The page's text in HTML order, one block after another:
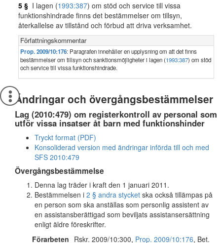
5 § I lagen (1993:387) om stöd och service till vissa
funktionshindrade finns det bestämmelser om tillsyn,
återkallelse av tillstånd och förbud att driva verksamhet.
Författningskommentar
Prop. 2009/10:176: Paragrafen innehåller en upplysning om att det finns
bestämmelser om tillsyn och sanktionsmöjligheter i lagen (1993:387) om stöd
och service till vissa funktionshindrade.
Ändringar och övergångsbestämmelser
Lag (2010:479) om registerkontroll av personal som
utför vissa insatser åt barn med funktionshinder
Tryckt format (PDF)
Konsoliderad version med ändringar införda till och med
SFS 2010:479
Övergångsbestämmelse
Denna lag träder i kraft den 1 januari 2011.
Bestämmelsen i 2 § andra stycket ska också tillämpas på
en person som ska anställas som personlig assistent av
en assistansberättigad som beviljats assistansersättning
enligt äldre föreskrifter.
Förarbeten Rskr. 2009/10:300, Prop. 2009/10:176, Bet.